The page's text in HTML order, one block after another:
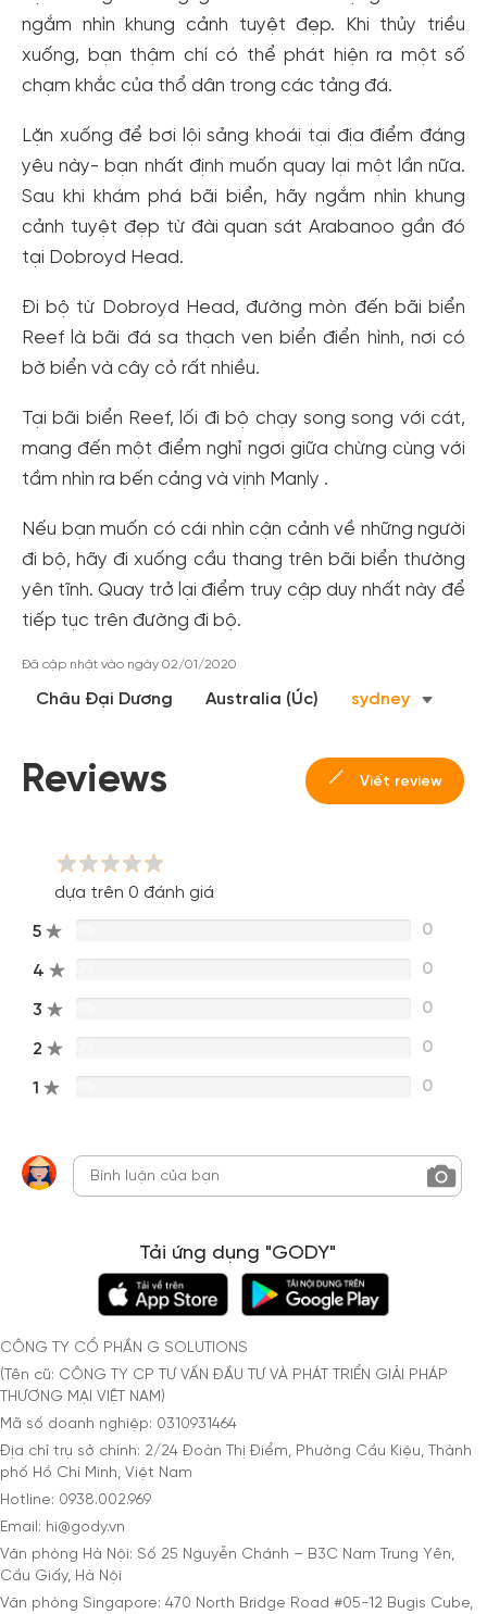
ngắm nhìn khung cảnh tuyệt đẹp. Khi thủy triều
xuống, bạn thậm chí có thể phát hiện ra một số
chạm khắc của thổ dân trong các tảng đá.
Lặn xuống để bơi lội sảng khoái tại địa điểm đáng
yêu này- bạn nhất định muốn quay lại một lần nữa.
Sau khi khám phá bãi biển, hãy ngắm nhìn khung
cảnh tuyệt đẹp từ đài quan sát Arabanoo gần đó
tại Dobroyd Head.
Đi bộ từ Dobroyd Head, đường mòn đến bãi biển
Reef là bãi đá sa thạch ven biển điển hình, nơi có
bờ biển và cây cỏ rất nhiều.
Tại bãi biển Reef, lối đi bộ chạy song song với cát,
mang đến một điểm nghỉ ngơi giữa chừng cùng với
tầm nhìn ra bến cảng và vịnh Manly .
Nếu bạn muốn có cái nhìn cận cảnh về những người
đi bộ, hãy đi xuống cầu thang trên bãi biển thường
yên tĩnh. Quay trở lại điểm truy cập duy nhất này để
tiếp tục trên đường đi bộ.
Đã cập nhật vào ngày 02/01/2020
Châu Đại Dương Australia (Úc) sydney
Reviews Viết review
dựa trên 0 đánh giá
5 0
4 0
3 0
2 0
1 0
Tải ứng dụng "GODY"
CÔNG TY CỔ PHẦN G SOLUTIONS
(Tên cũ: CÔNG TY CP TƯ VẤN ĐẦU TƯ VÀ PHÁT TRIỂN GIẢI PHÁP
THƯƠNG MẠI VIỆT NAM)
Mã số doanh nghiệp: 0310931464
Địa chỉ trụ sở chính: 2/24 Đoàn Thị Điểm, Phường Cầu Kiệu, Thành
phố Hồ Chí Minh, Việt Nam
Hotline: 0938.002.969
Email: hi@gody.vn
Văn phòng Hà Nội: Số 25 Nguyễn Chánh – B3C Nam Trung Yên,
Cầu Giấy, Hà Nội
Văn phòng Singapore: 470 North Bridge Road #05-12 Bugis Cube,
Tạo tài khoản nhanh - nhận nhiều ưu
dành cho thành viên đến từ các đối tác của Gody.vn dành
Đăng ký
Hoặc đăng nhập bằng